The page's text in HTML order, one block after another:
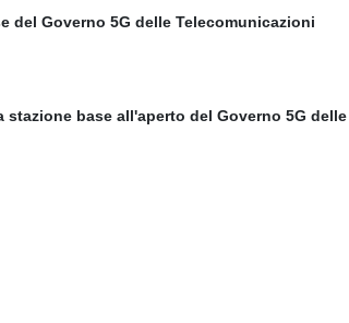
del Governo 5G delle Telecomunicazioni
base all'aperto del Governo 5G delle